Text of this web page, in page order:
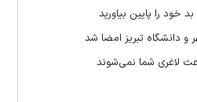
خود را پایین بیاورید
و دانشگاه تبریز امضا شد
لاغری شما نمی‌شوند